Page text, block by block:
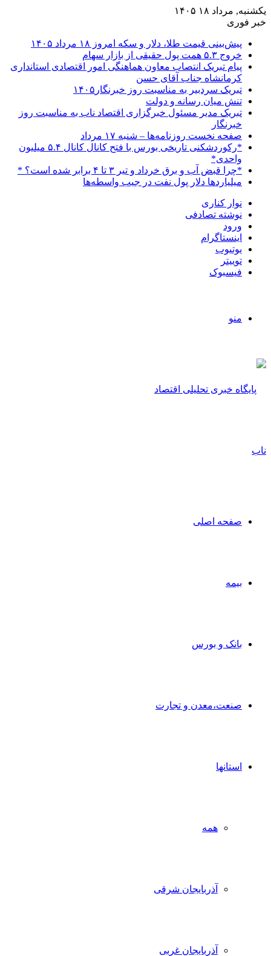
یکشنبه, مرداد ۱۸ ۱۴۰۵
خبر فوری
پیش‌بینی قیمت طلا، دلار و سکه امروز ۱۸ مرداد ۱۴۰۵
خروج ۵.۳ همت پول حقیقی از بازار سهام
پیام تبریک انتصاب معاون هماهنگی امور اقتصادی استانداری
کرمانشاه جناب آقای حسن
تبریک سردبیر به مناسبت روز خبرنگار۱۴۰۵
تنش میان رسانه و دولت
تبریک مدیر مسئول خبرگزاری اقتصاد ناب به مناسبت روز
خبرنگار
صفحه نخست روزنامه‌ها – شنبه ۱۷ مرداد
*رکوردشکنی تاریخی بورس با فتح کانال کانال ۵.۴ میلیون
واحدی*
*چرا قبض آب و برق خرداد و تیر ۳ تا ۴ برابر شده است؟ *
میلیاردها دلار پول نفت در جیب واسطه‌ها
نوار کناری
نوشته تصادفی
ورود
اینستاگرام
یوتیوب
توییتر
فیسبوک
منو
صفحه اصلی
بیمه
بانک و بورس
صنعت،معدن و تجارت
استانها
همه
آذربایجان شرقی
آذربایجان غربی